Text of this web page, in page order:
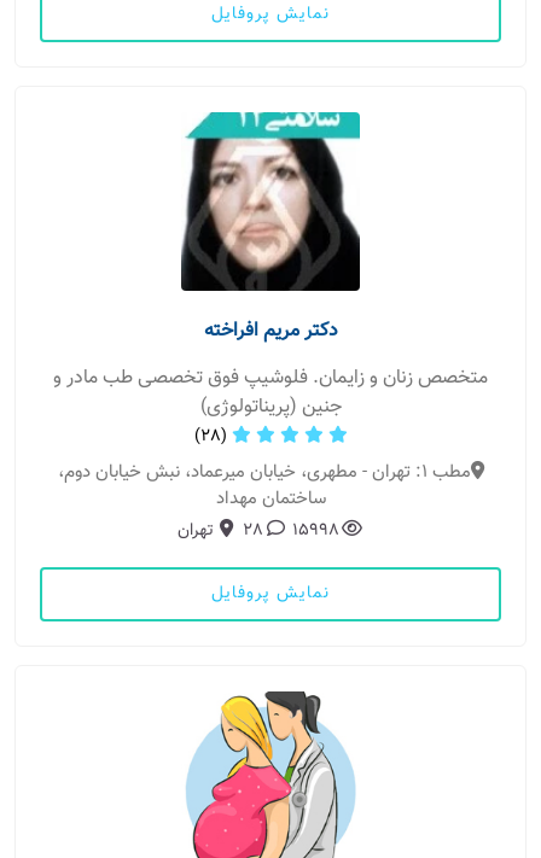
نمایش پروفایل
دکتر مریم افراخته
متخصص زنان و زایمان. فلوشیپ فوق تخصصی طب مادر و
جنین (پریناتولوژی)
(28)
مطب 1: تهران - مطهری، خیابان میرعماد، نبش خیابان دوم،
ساختمان مهداد
15998
28 تهران
نمایش پروفایل